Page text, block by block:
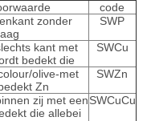
code
zonder
SWP
kant met
bedekt die
SWCu
olive-met
Zn
SWZn
zij met een
die allebei
SWCuCu